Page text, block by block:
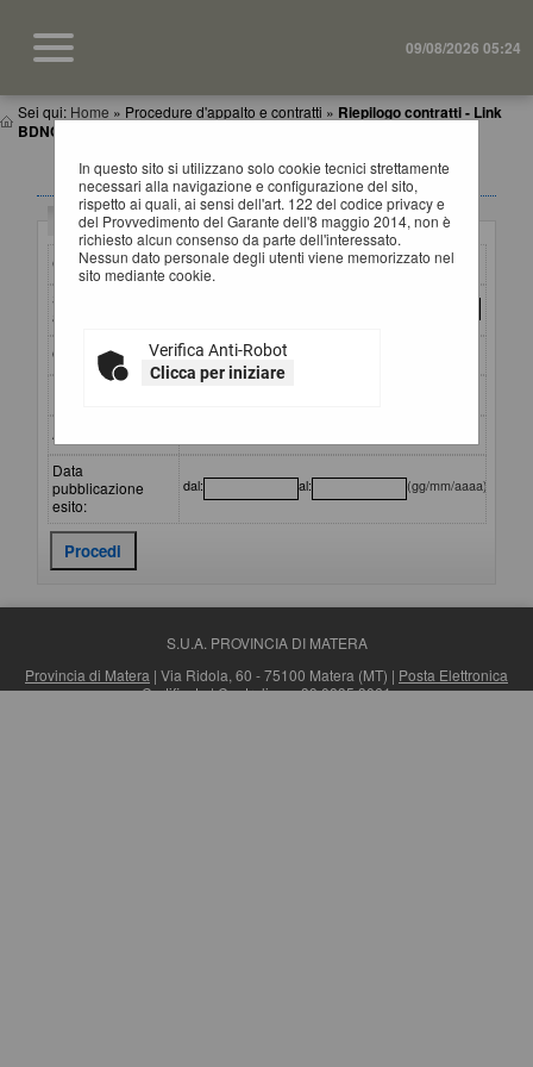
09/08/2026 05:24
Sei qui: Home » Procedure d'appalto e contratti » Riepilogo contratti - Link
BDNCP
In questo sito si utilizzano solo cookie tecnici strettamente
necessari alla navigazione e configurazione del sito,
rispetto ai quali, ai sensi dell'art. 122 del codice privacy e
del Provvedimento del Garante dell'8 maggio 2014, non è
richiesto alcun consenso da parte dell'interessato.
Nessun dato personale degli utenti viene memorizzato nel
sito mediante cookie.
Verifica Anti-Robot
Clicca per iniziare
RIEPILOGO CONTRATTI
Criteri di ricerca
CIG:
Stazione
appaltante :
Oggetto:
Aggiudicatario:
Data
pubblicazione
esito:
dal: al: (gg/mm/aaaa)
S.U.A. PROVINCIA DI MATERA
Provincia di Matera | Via Ridola, 60 - 75100 Matera (MT) | Posta Elettronica
Certificata| Centralino: +39 0835 3061